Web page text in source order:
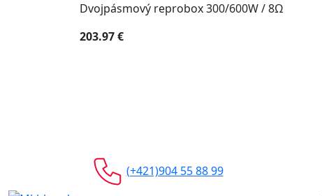
Dvojpásmový reprobox 300/600W / 8Ω
203.97 €
(+421)904 55 88 99